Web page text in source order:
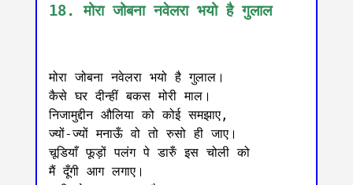
18. मोरा जोबना नवेलरा भयो है गुलाल
मोरा जोबना नवेलरा भयो है गुलाल।
कैसे घर दीन्हीं बकस मोरी माल।
निजामुद्दीन औलिया को कोई समझाए,
ज्यों-ज्यों मनाऊँ वो तो रुसो ही जाए।
चूडियाँ फूड़ों पलंग पे डारुँ इस चोली को
मैं दूँगी आग लगाए।